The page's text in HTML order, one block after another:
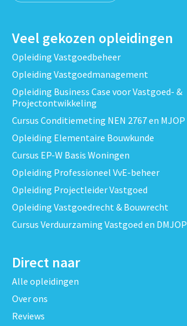
Veel gekozen opleidingen
Opleiding Vastgoedbeheer
Opleiding Vastgoedmanagement
Opleiding Business Case voor Vastgoed- &
Projectontwikkeling
Cursus Conditiemeting NEN 2767 en MJOP
Opleiding Elementaire Bouwkunde
Cursus EP-W Basis Woningen
Opleiding Professioneel VvE-beheer
Opleiding Projectleider Vastgoed
Opleiding Vastgoedrecht & Bouwrecht
Cursus Verduurzaming Vastgoed en DMJOP
Direct naar
Alle opleidingen
Over ons
Reviews